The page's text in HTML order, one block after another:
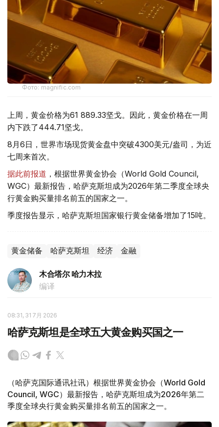
Фото: magnific.com
上周，黄金价格为61 889.33坚戈。因此，黄金价格在一周
内下跌了444.71坚戈。
8月6日，世界市场现货黄金盘中突破4300美元/盎司，为近
七周来首次。
据此前报道 ，根据世界黄金协会（World Gold Council,
WGC）最新报告，哈萨克斯坦成为2026年第二季度全球央
行黄金购买量排名前五的国家之一。
季度报告显示，哈萨克斯坦国家银行黄金储备增加了15吨。
黄金储备 哈萨克斯坦 经济 金融
木合塔尔 哈力木拉
编译
08:31, 31 7月 2026
哈萨克斯坦是全球五大黄金购买国之一
（哈萨克国际通讯社讯）根据世界黄金协会（World Gold
Council, WGC）最新报告，哈萨克斯坦成为2026年第二
季度全球央行黄金购买量排名前五的国家之一。